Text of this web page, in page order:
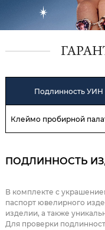
Подлинность УИН
Клеймо пробирной
ПОДЛИННОСТЬ
В комплекте с
паспорт ювелирного
изделии, а также
Для проверки